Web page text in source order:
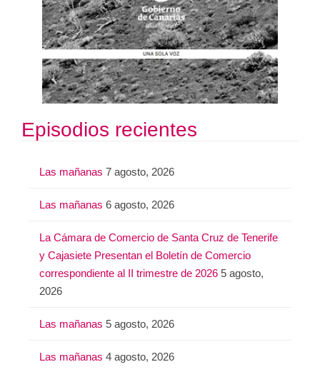
Episodios recientes
Las mañanas 7 agosto, 2026
Las mañanas 6 agosto, 2026
La Cámara de Comercio de Santa Cruz de Tenerife
y Cajasiete Presentan el Boletín de Comercio
correspondiente al II trimestre de 2026 5 agosto,
2026
Las mañanas 5 agosto, 2026
Las mañanas 4 agosto, 2026